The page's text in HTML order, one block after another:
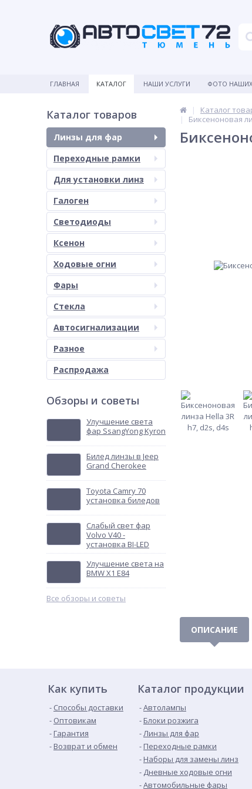
ГЛАВНАЯ КАТАЛОГ НАШИ УСЛУГИ ФОТО
Каталог товаров
Линзы для фар
Переходные рамки
Для установки линз
Галоген
Светодиоды
Ксенон
Ходовые огни
Фары
Стекла
Автосигнализации
Разное
Распродажа
Обзоры и советы
Улучшение света
фар SsangYong Kyron
Билед линзы в Jeep
Grand Cherokee
Toyota Camry 70
установка биледов
Слабый свет фар
Volvo V40 -
установка BI-LED
Улучшение света на
BMW X1 E84
Все обзоры и советы
Каталог
Биксеноновая
ОПИСАНИЕ
Как купить
Способы доставки
Оптовикам
Гарантия
Возврат и обмен
Каталог продукции
Автолампы
Блоки розжига
Линзы для фар
Переходные рамки
Наборы для замены линз
Дневные ходовые огни
Автомобильные фары